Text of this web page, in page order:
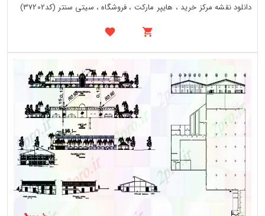
دانلود نقشه مرکز خرید ، هایپر مارکت ، فروشگاه ، سیتی سنتر (کد37202)